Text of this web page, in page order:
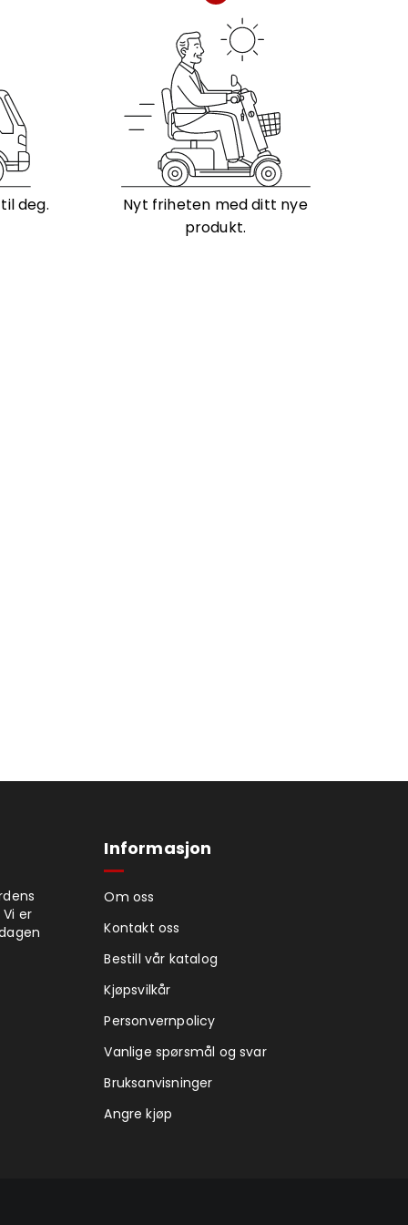
deg.
Nyt friheten med ditt nye
produkt.
er
Informasjon
Om oss
Kontakt oss
Bestill vår katalog
Kjøpsvilkår
Personvernpolicy
Vanlige spørsmål og svar
Bruksanvisninger
Angre kjøp